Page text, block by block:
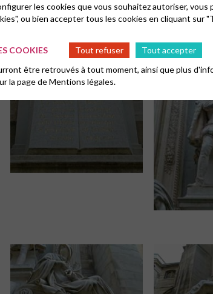
les cookies que vous souhaitez autoriser, vous
ou bien accepter tous les cookies en cliquant sur
COOKIES
Tout refuser
Tout accepter
être retrouvés à tout moment, ainsi que plus
la page deMentions légales.